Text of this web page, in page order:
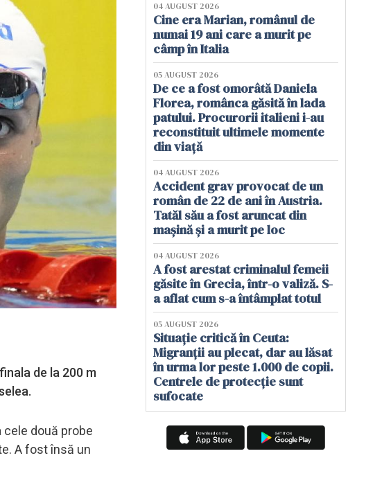
de la 200 m
cele două probe
A fost însă un
04 AUGUST 2026
Cine era Marian, românul de
numai 19 ani care a murit pe
câmp în Italia
05 AUGUST 2026
De ce a fost omorâtă Daniela
Florea, românca găsită în lada
patului. Procurorii italieni i-au
reconstituit ultimele momente
din viață
04 AUGUST 2026
Accident grav provocat de un
român de 22 de ani în Austria.
Tatăl său a fost aruncat din
mașină și a murit pe loc
04 AUGUST 2026
A fost arestat criminalul femeii
găsite în Grecia, într-o valiză. S-
a aflat cum s-a întâmplat totul
05 AUGUST 2026
Situație critică în Ceuta:
Migranții au plecat, dar au lăsat
în urma lor peste 1.000 de copii.
Centrele de protecție sunt
sufocate